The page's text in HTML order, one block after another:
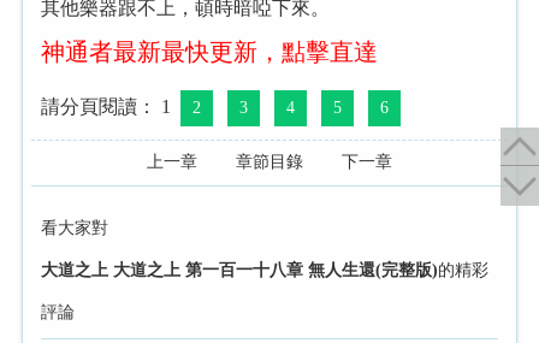
其他樂器跟不上，頓時暗啞下來。
神通者最新最快更新，點擊直達
請分頁閱讀： 1 2 3 4 5 6
上一章 章節目錄 下一章
看大家對
大道之上 大道之上 第一百一十八章 無人生還(完整版)的精彩
評論